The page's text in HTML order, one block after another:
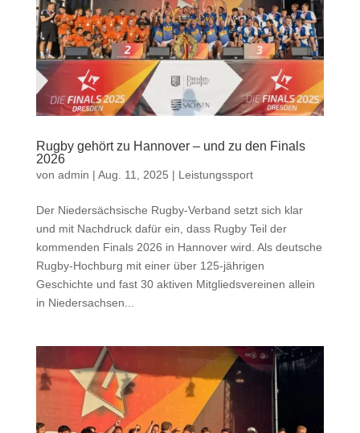
Rugby gehört zu Hannover – und zu den Finals
2026
von admin | Aug. 11, 2025 | Leistungssport
Der Niedersächsische Rugby-Verband setzt sich klar
und mit Nachdruck dafür ein, dass Rugby Teil der
kommenden Finals 2026 in Hannover wird. Als deutsche
Rugby-Hochburg mit einer über 125-jährigen
Geschichte und fast 30 aktiven Mitgliedsvereinen allein
in Niedersachsen...